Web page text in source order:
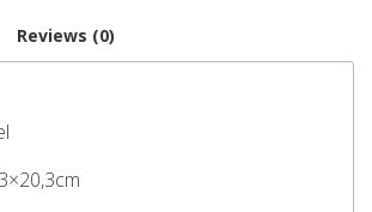
Reviews (0)